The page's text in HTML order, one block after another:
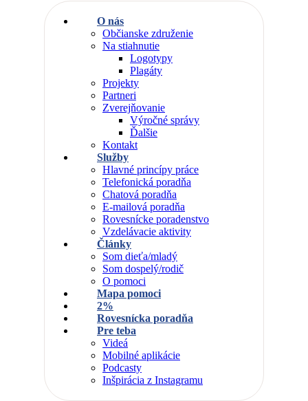
O nás
Občianske združenie
Na stiahnutie
Logotypy
Plagáty
Projekty
Partneri
Zverejňovanie
Výročné správy
Ďalšie
Kontakt
Služby
Hlavné princípy práce
Telefonická poradňa
Chatová poradňa
E-mailová poradňa
Rovesnícke poradenstvo
Vzdelávacie aktivity
Články
Som dieťa/mladý
Som dospelý/rodič
O pomoci
Mapa pomoci
2%
Rovesnícka poradňa
Pre teba
Videá
Mobilné aplikácie
Podcasty
Inšpirácia z Instagramu